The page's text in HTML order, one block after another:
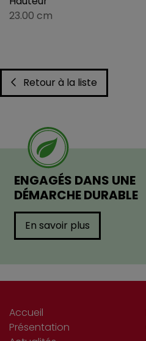
23.00 cm
Retour à la liste
ENGAGÉS DANS UNE
DÉMARCHE DURABLE
En savoir plus
Accueil
Présentation